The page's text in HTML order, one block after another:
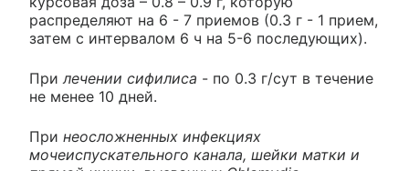
распределяют на 6 - 7 приемов (0.3 г - 1 прием,
затем с интервалом 6 ч на 5-6 последующих).
При лечении сифилиса - по 0.3 г/сут в течение
не менее 10 дней.
При неосложненных инфекциях
мочеиспускательного канала, шейки матки и